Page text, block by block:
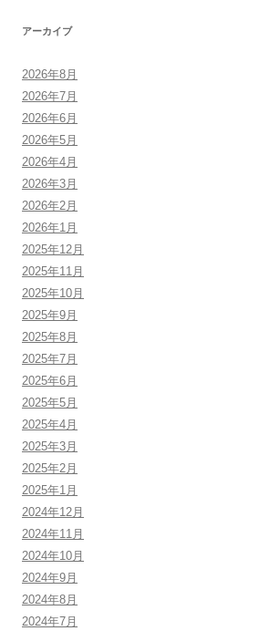
アーカイブ
2026年8月
2026年7月
2026年6月
2026年5月
2026年4月
2026年3月
2026年2月
2026年1月
2025年12月
2025年11月
2025年10月
2025年9月
2025年8月
2025年7月
2025年6月
2025年5月
2025年4月
2025年3月
2025年2月
2025年1月
2024年12月
2024年11月
2024年10月
2024年9月
2024年8月
2024年7月